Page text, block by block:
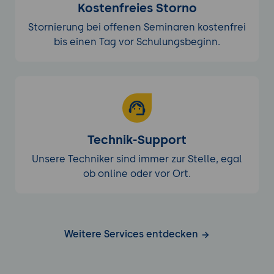
Kostenfreies Storno
Stornierung bei offenen Seminaren kostenfrei
bis einen Tag vor Schulungsbeginn.
Technik-Support
Unsere Techniker sind immer zur Stelle, egal
ob online oder vor Ort.
Weitere Services entdecken